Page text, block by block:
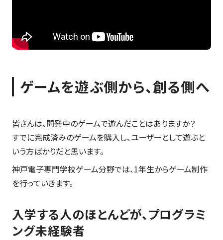
ゲームを遊ぶ側から、創る側へ
皆さんは、開発中のゲームで遊んだことはありますか？
すでに完成済みのゲームを購入し、ユーザーとして遊ぶと
いう方ばかりだと思います。
神戸電子専門学校ゲーム分野では、1年生からゲーム制作
を行っていきます。
入学する人のほとんどが、プログラミ
ング未経験者